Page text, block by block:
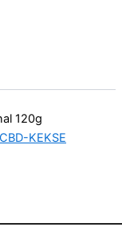
120g
CBD-KEKSE